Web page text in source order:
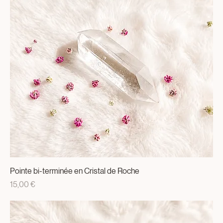
Pointes en Cristal de Roche
Prix
10,00 €